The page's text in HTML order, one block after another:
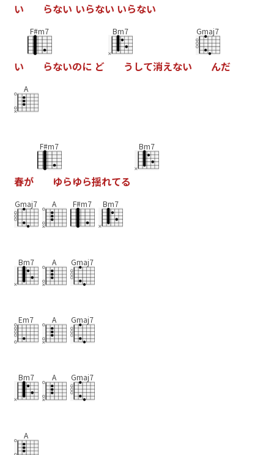
い らない いらない いらない
い
F#m7
らないのに ど
Bm7
う して消えない
Gmaj7
んだ
A
春が
F#m7
ゆらゆら揺れてる
Bm7
Gmaj7 A F#m7 Bm7
Bm7 A Gmaj7
Em7 A Gmaj7
Bm7 A Gmaj7
A